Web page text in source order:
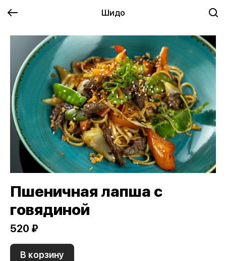
Шидо
Пшеничная лапша с
говядиной
520 ₽
В корзину